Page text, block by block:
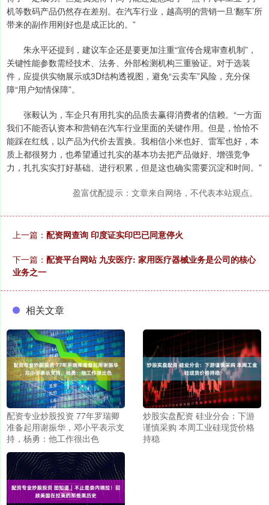
机等数码产品仍然存在差别。在汽车行业，越高明的营销一旦‘翻车’所
带来的副作用刚好也是成正比的。”
朱永平还提到，建议车企还是要更加注重“宣传合规审查机制”，
关键性能参数需经技术、法务、外部检测机构三重验证。对于选装
件，应提供实物展示或3D结构透视图，避免“云卖车”风险，充分保
障“用户知情保障”。
张毅认为，车企只有用扎实的品质去赢得消费者的信赖。“一方面
我们不能否认资本和营销在汽车行业里面的关键作用。但是，恰恰不
能踩在红线，以产品为代价去置换。我相信小米也好、雷军也好，本
质上都很努力，也希望通过扎实的基本功去把产品做好、增强竞争
力，扎扎实实打好基础、进行积累，但是这也确实需要沉淀和时间。”
盈富优配提示：文章来自网络，不代表本站观点。
上一篇： 配资网查询 印度证实印巴已同意停火
下一篇： 配资平台网站 九安医疗: 家用医疗器械业务是公司的核心
业务之一
相关文章
配资专业炒股投资 77年罗瑞卿
准备起用谢振华，邓小平表示支
持，杨勇：他工作很出色
炒股实盘配资 硅业分会：下游
谨慎采购 本周工业硅现货价格
持稳